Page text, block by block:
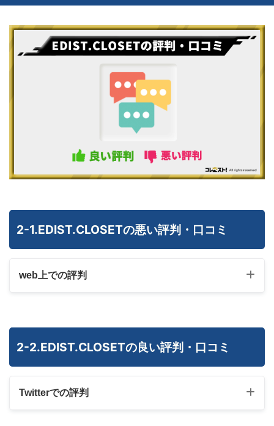
2-1.EDIST.CLOSETの悪い評判・口コミ
web上での評判
2-2.EDIST.CLOSETの良い評判・口コミ
Twitterでの評判